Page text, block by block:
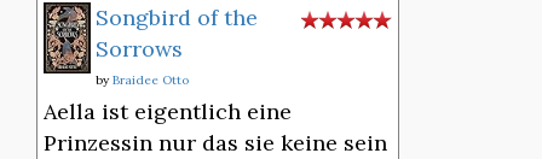
Songbird of the
Sorrows
by Braidee Otto
Aella ist eigentlich eine
Prinzessin nur das sie keine sein